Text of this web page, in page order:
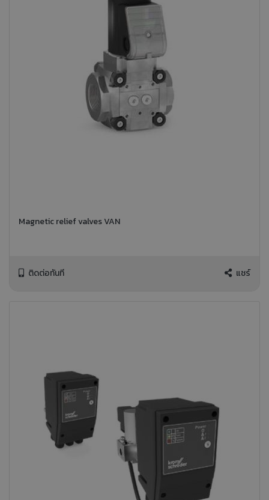
Magnetic relief valves VAN
ติดต่อทันที แชร์